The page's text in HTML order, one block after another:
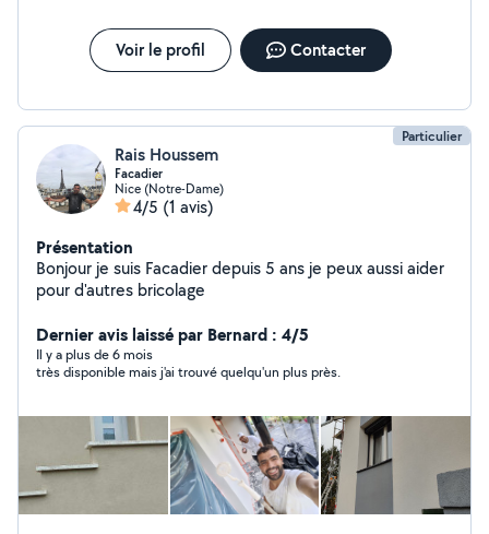
Voir le profil Contacter
Particulier
Rais Houssem
Facadier
Nice (Notre-Dame)
4/5 (1 avis)
Présentation
Bonjour je suis Facadier depuis 5 ans je peux aussi aider
pour d'autres bricolage
Dernier avis laissé par Bernard : 4/5
Il y a plus de 6 mois
très disponible mais j'ai trouvé quelqu'un plus près.